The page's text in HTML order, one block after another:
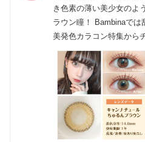
き色素の薄い美少女のよ
ラウン瞳！ Bambinaでは
美発色カラコン特集から